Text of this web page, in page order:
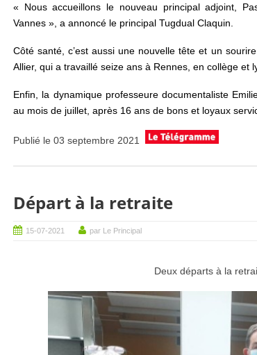
« Nous accueillons le nouveau principal adjoint,
Vannes », a annoncé le principal Tugdual Claquin.
Côté santé, c’est aussi une nouvelle tête et un
Allier, qui a travaillé seize ans à Rennes, en collège et
Enfin, la dynamique professeure documentaliste
au mois de juillet, après 16 ans de bons et loyaux
Publié le 03 septembre 2021
Départ à la retraite
15-07-2021 par Le Principal
Deux départs à la